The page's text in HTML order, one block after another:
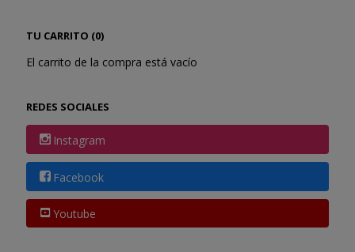
TU CARRITO (0)
El carrito de la compra está vacío
REDES SOCIALES
Instagram
Facebook
Youtube